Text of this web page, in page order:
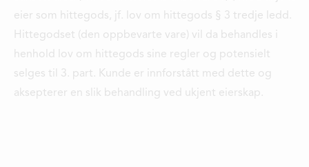
eier som hittegods, jf. lov om hittegods § 3 tredje ledd.
Hittegodset (den oppbevarte vare) vil da behandles i
henhold lov om hittegods sine regler og potensielt
selges til 3. part. Kunde er innforstått med dette og
aksepterer en slik behandling ved ukjent eierskap.